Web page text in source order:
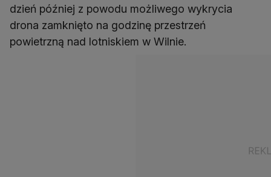
dzień później z powodu możliwego wykrycia
drona zamknięto na godzinę przestrzeń
powietrzną nad lotniskiem w Wilnie.